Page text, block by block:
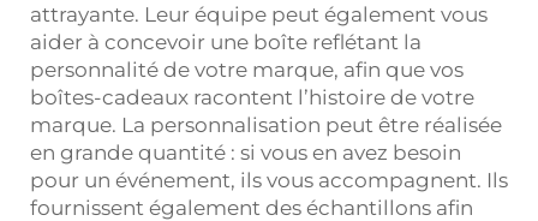
attrayante. Leur équipe peut également vous
aider à concevoir une boîte reflétant la
personnalité de votre marque, afin que vos
boîtes-cadeaux racontent l’histoire de votre
marque. La personnalisation peut être réalisée
en grande quantité : si vous en avez besoin
pour un événement, ils vous accompagnent. Ils
fournissent également des échantillons afin